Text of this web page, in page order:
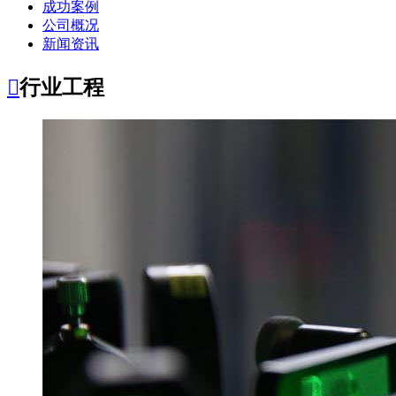
成功案例
公司概况
新闻资讯
行业工程